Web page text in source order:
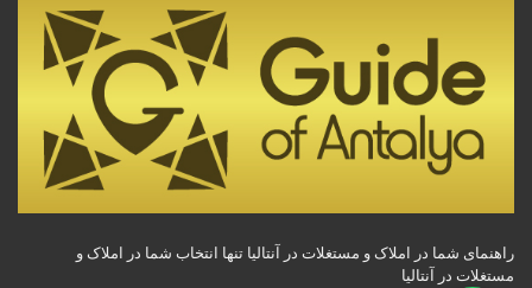
راهنمای شما در املاک و مستغلات در آنتالیا تنها انتخاب شما در املاک و
مستغلات در آنتالیا